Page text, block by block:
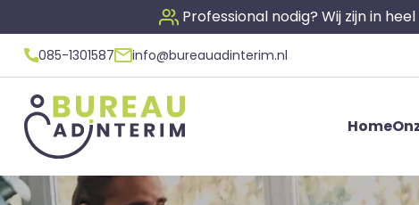
Professional nodig? Wij zijn in
085-1301587 info@bureauadinterim.nl
Home